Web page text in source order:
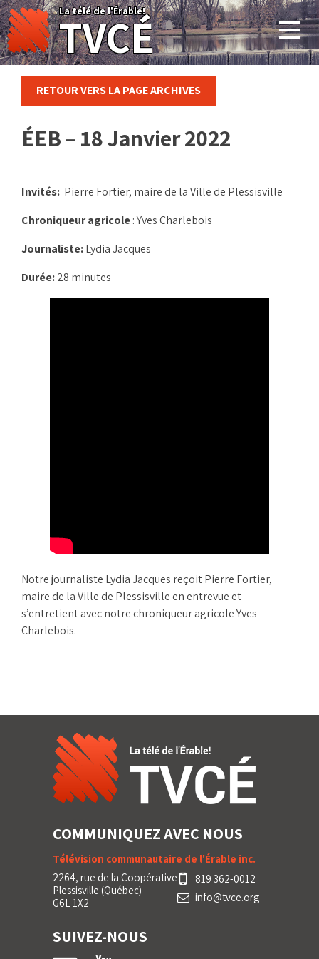
Skip
to
content
La télé de l'Érable!
TVCÉ
RETOUR VERS LA PAGE ARCHIVES
ÉEB – 18 Janvier 2022
Invités: Pierre Fortier, maire de la Ville de Plessisville
Chroniqueuragricole: Yves Charlebois
Journaliste:Lydia Jacques
Durée:28 minutes
Notre journaliste Lydia Jacques reçoit Pierre Fortier,
maire de la Ville de Plessisville en entrevue et
s’entretient avec notre chroniqueur agricole Yves
Charlebois.
COMMUNIQUEZ AVEC NOUS
Télévision communautaire de l'Érable inc.
2264, rue de la Coopérative
Plessisville (Québec)
G6L 1X2
819 362-0012
info@tvce.org
SUIVEZ-NOUS